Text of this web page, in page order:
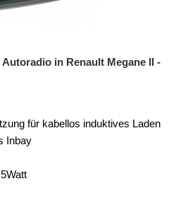
in Renault Megane II -
für kabellos induktives Laden
Inbay